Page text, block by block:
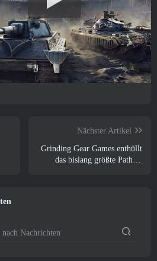
Nächster Artikel
Grinding Gear Games enthüllt
das bislang größte Path of
nach Nachrichten